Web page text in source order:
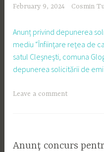
February 9, 2024 Cosmin
Anunț privind depunerea
mediu “Înfiinţare reţea de
satul Cleşneşti, comuna
depunerea solicitării de
Leave a comment
Anunţ concurs